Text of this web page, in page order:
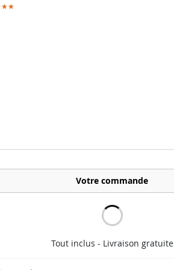
Votre commande
Tout inclus - Livraison gratuite